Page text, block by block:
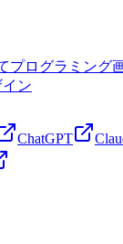
プログラミング
ン
ChatGPT